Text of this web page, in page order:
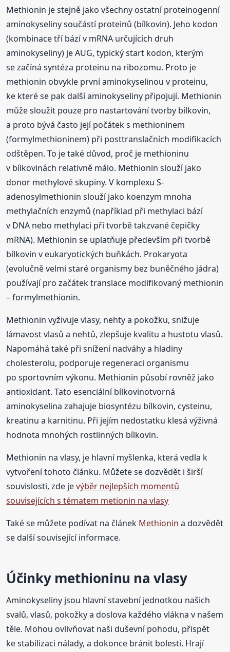
Methionin je stejně jako všechny ostatní proteinogenní
aminokyseliny součástí proteinů (bílkovin). Jeho kodon
(kombinace tří bází v mRNA určujících druh
aminokyseliny) je AUG, typický start kodon, kterým
se začíná syntéza proteinu na ribozomu. Proto je
methionin obvykle první aminokyselinou v proteinu,
ke které se pak další aminokyseliny připojují. Methionin
může sloužit pouze pro nastartování tvorby bílkovin,
a proto bývá často její počátek s methioninem
(formylmethioninem) při posttranslačních modifikacích
odštěpen. To je také důvod, proč je methioninu
v bílkovinách relativně málo. Methionin slouží jako
donor methylové skupiny. V komplexu S-
adenosylmethionin slouží jako koenzym mnoha
methylačních enzymů (například při methylaci bází
v DNA nebo methylaci při tvorbě takzvané čepičky
mRNA). Methionin se uplatňuje především při tvorbě
bílkovin v eukaryotických buňkách. Prokaryota
(evolučně velmi staré organismy bez buněčného jádra)
používají pro začátek translace modifikovaný methionin
– formylmethionin.
Methionin vyživuje vlasy, nehty a pokožku, snižuje
lámavost vlasů a nehtů, zlepšuje kvalitu a hustotu vlasů.
Napomáhá také při snížení nadváhy a hladiny
cholesterolu, podporuje regeneraci organismu
po sportovním výkonu. Methionin působí rovněž jako
antioxidant. Tato esenciální bílkovinotvorná
aminokyselina zahajuje biosyntézu bílkovin, cysteinu,
kreatinu a karnitinu. Při jejím nedostatku klesá výživná
hodnota mnohých rostlinných bílkovin.
Methionin na vlasy, je hlavní myšlenka, která vedla k
vytvoření tohoto článku. Můžete se dozvědět i širší
souvislosti, zde jevýběr nejlepších momentů
souvisejících s tématem metionin na vlasy
Také se můžete podívat na článek Methionin a dozvědět
se další související informace.
Účinky methioninu na vlasy
Aminokyseliny jsou hlavní stavební jednotkou našich
svalů, vlasů, pokožky a doslova každého vlákna v našem
těle. Mohou ovlivňovat naši duševní pohodu, přispět
ke stabilizaci nálady, a dokonce bránit bolesti. Hrají